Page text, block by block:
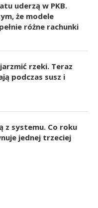
uderzą w PKB.
że modele
różne rachunki
rzeki. Teraz
podczas susz i
z systemu. Co roku
jednej trzeciej